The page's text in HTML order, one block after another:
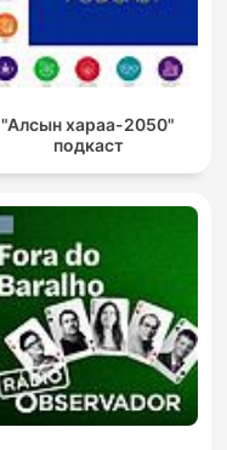
"Алсын хараа-2050"
подкаст